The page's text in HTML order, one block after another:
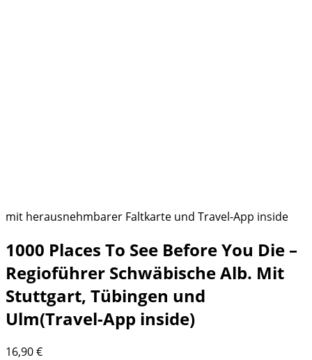
mit herausnehmbarer Faltkarte und Travel-App inside
1000 Places To See Before You Die –
Regioführer Schwäbische Alb. Mit
Stuttgart, Tübingen und
Ulm(Travel-App inside)
16,90€